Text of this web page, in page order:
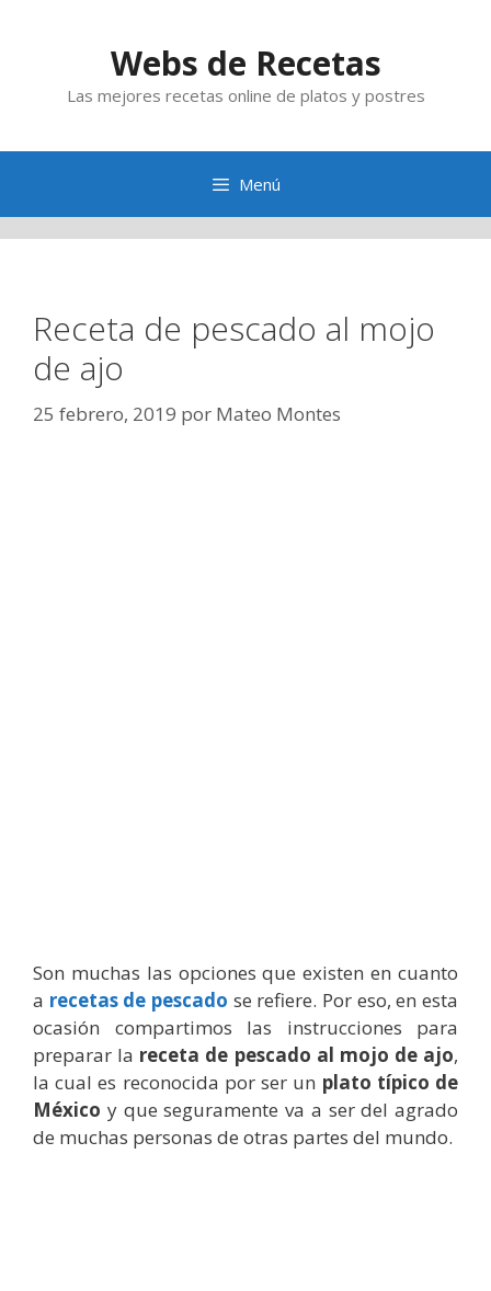
Webs de Recetas
Las mejores recetas online de platos y postres
Menú
Receta de pescado al mojo
de ajo
25 febrero, 2019 por Mateo Montes
Son muchas las opciones que existen en cuanto
a recetas de pescado se refiere. Por eso, en esta
ocasión compartimos las instrucciones para
preparar la receta de pescado al mojo de ajo,
la cual es reconocida por ser un plato típico de
México y que seguramente va a ser del agrado
de muchas personas de otras partes del mundo.